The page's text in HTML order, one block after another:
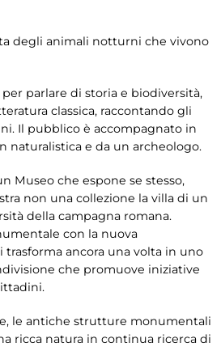
degli animali notturni che vivono
parlare di storia e biodiversità,
classica, raccontando gli
Il pubblico è accompagnato in
naturalistica e da un archeologo.
Museo che espone se stesso,
non una collezione la villa di un
della campagna romana.
con la nuova
trasforma ancora una volta in uno
che promuove iniziative
le antiche strutture monumentali
ricca natura in continua ricerca di